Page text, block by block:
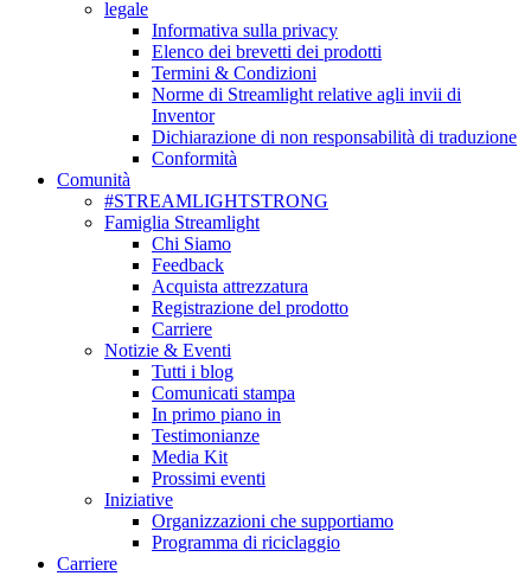
legale
Informativa sulla privacy
Elenco dei brevetti dei prodotti
Termini & Condizioni
Norme di Streamlight relative agli invii di
Inventor
Dichiarazione di non responsabilità di traduzione
Conformità
Comunità
#STREAMLIGHTSTRONG
Famiglia Streamlight
Chi Siamo
Feedback
Acquista attrezzatura
Registrazione del prodotto
Carriere
Notizie & Eventi
Tutti i blog
Comunicati stampa
In primo piano in
Testimonianze
Media Kit
Prossimi eventi
Iniziative
Organizzazioni che supportiamo
Programma di riciclaggio
Carriere